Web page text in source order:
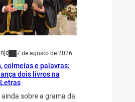
7 de agosto de 2026
colmeias e palavras:
dois livros na
sobre a grama da